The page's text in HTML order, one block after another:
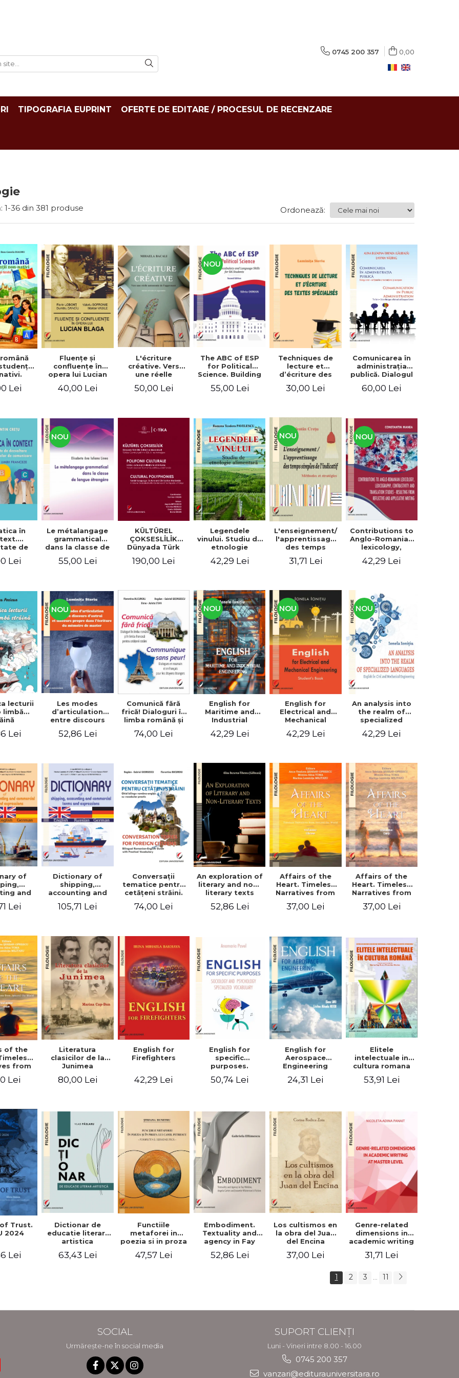
0745 200 357 0,00
TIPOGRAFIA EUPRINT OFERTE DE EDITARE / PROCESUL DE RECENZARE
1-36 din 381 produse Ordonează:
şi
A1-B2
Lei
Fluenţe şi
confluenţe în
opera lui Lucian
40,00 Lei
L'écriture
créative. Vers
une réelle
autonomie de
l'apprenant, Éd.
50,00 Lei
NOU
The ABC of ESP
for Political
Science. Building
vocabulary and
language skills
55,00 Lei
Techniques de
lecture et
d’écriture des
spécialisés
30,00 Lei
Comunicarea în
administraţia
publică. Dialogul
stat – cetăţean în
context naţional
administration .
The state-citizen
dialogue in
national and
European
context
60,00 Lei
în
de
Lei
NOU
Le métalangage
grammatical
dans la classe de
55,00 Lei
KÜLTÜREL
ÇOKSESLİLİK
Dünyada Türk
Medeniyeti.
Armağan/
POLIFONII
CULTURALE
Limba, cultura și
civilizația turcă în
lume. Volum
dedicat
Centenarului
190,00 Lei
Legendele
vinului. Studiu de
etnologie
42,29 Lei
NOU
L'enseignement/
l'apprentissage
des temps
l'indicatif.
31,71 Lei
NOU
Contributions to
Anglo-Romanian
lexicology,
contrastivity and
reflective and
applicative
writing
42,29 Lei
lecturii
limbă
Lei
NOU
Les modes
d’articulation
entre discours
discours propre
52,86 Lei
Comunică fără
frică! Dialoguri în
limba română şi
pentru cetăţenii
roumain et en
citoyens
étrangers
74,00 Lei
NOU
English for
Maritime and
Industrial
42,29 Lei
NOU
English for
Electrical and
Mechanical
Student’s book
42,29 Lei
NOU
An analysis into
the realm of
specialized
English for civil
42,29 Lei
of
and
and
Lei
Dictionary of
shipping,
accounting and
terms and
105,71 Lei
Conversaţii
tematice pentru
cetăţeni străini.
româno-englez
Bilingual
Romanian-
English guide
with practical
vocabulary
74,00 Lei
An exploration of
literary and non-
literary texts
52,86 Lei
Affairs of the
Heart. Timeless
Narratives from
World. Volume
37,00 Lei
Affairs of the
Heart. Timeless
Narratives from
World. Volume
37,00 Lei
of the
from
Lei
Literatura
clasicilor de la
Junimea
80,00 Lei
English for
Firefighters
42,29 Lei
English for
specific
purposes.
psychology
50,74 Lei
English for
Aerospace
Engineering
24,31 Lei
Elitele
intelectuale in
cultura romana
53,91 Lei
Trust.
2024
Lei
Dictionar de
educatie literar-
artistica
63,43 Lei
Functiile
metaforei in
poezia si in proza
Petrescu.
47,57 Lei
Embodiment.
Textuality and
agency in Fay
Carter and
52,86 Lei
Los cultismos en
la obra del Juan
del Encina
37,00 Lei
Genre-related
dimensions in
academic writing
Nicoleta-Adina
31,71 Lei
1 2 3 11
SOCIAL
Urmărește-ne în social media
SUPORT CLIENȚI
Luni - Vineri intre 8.00 - 16.00
0745 200 357
vanzari@editurauniversitara.ro